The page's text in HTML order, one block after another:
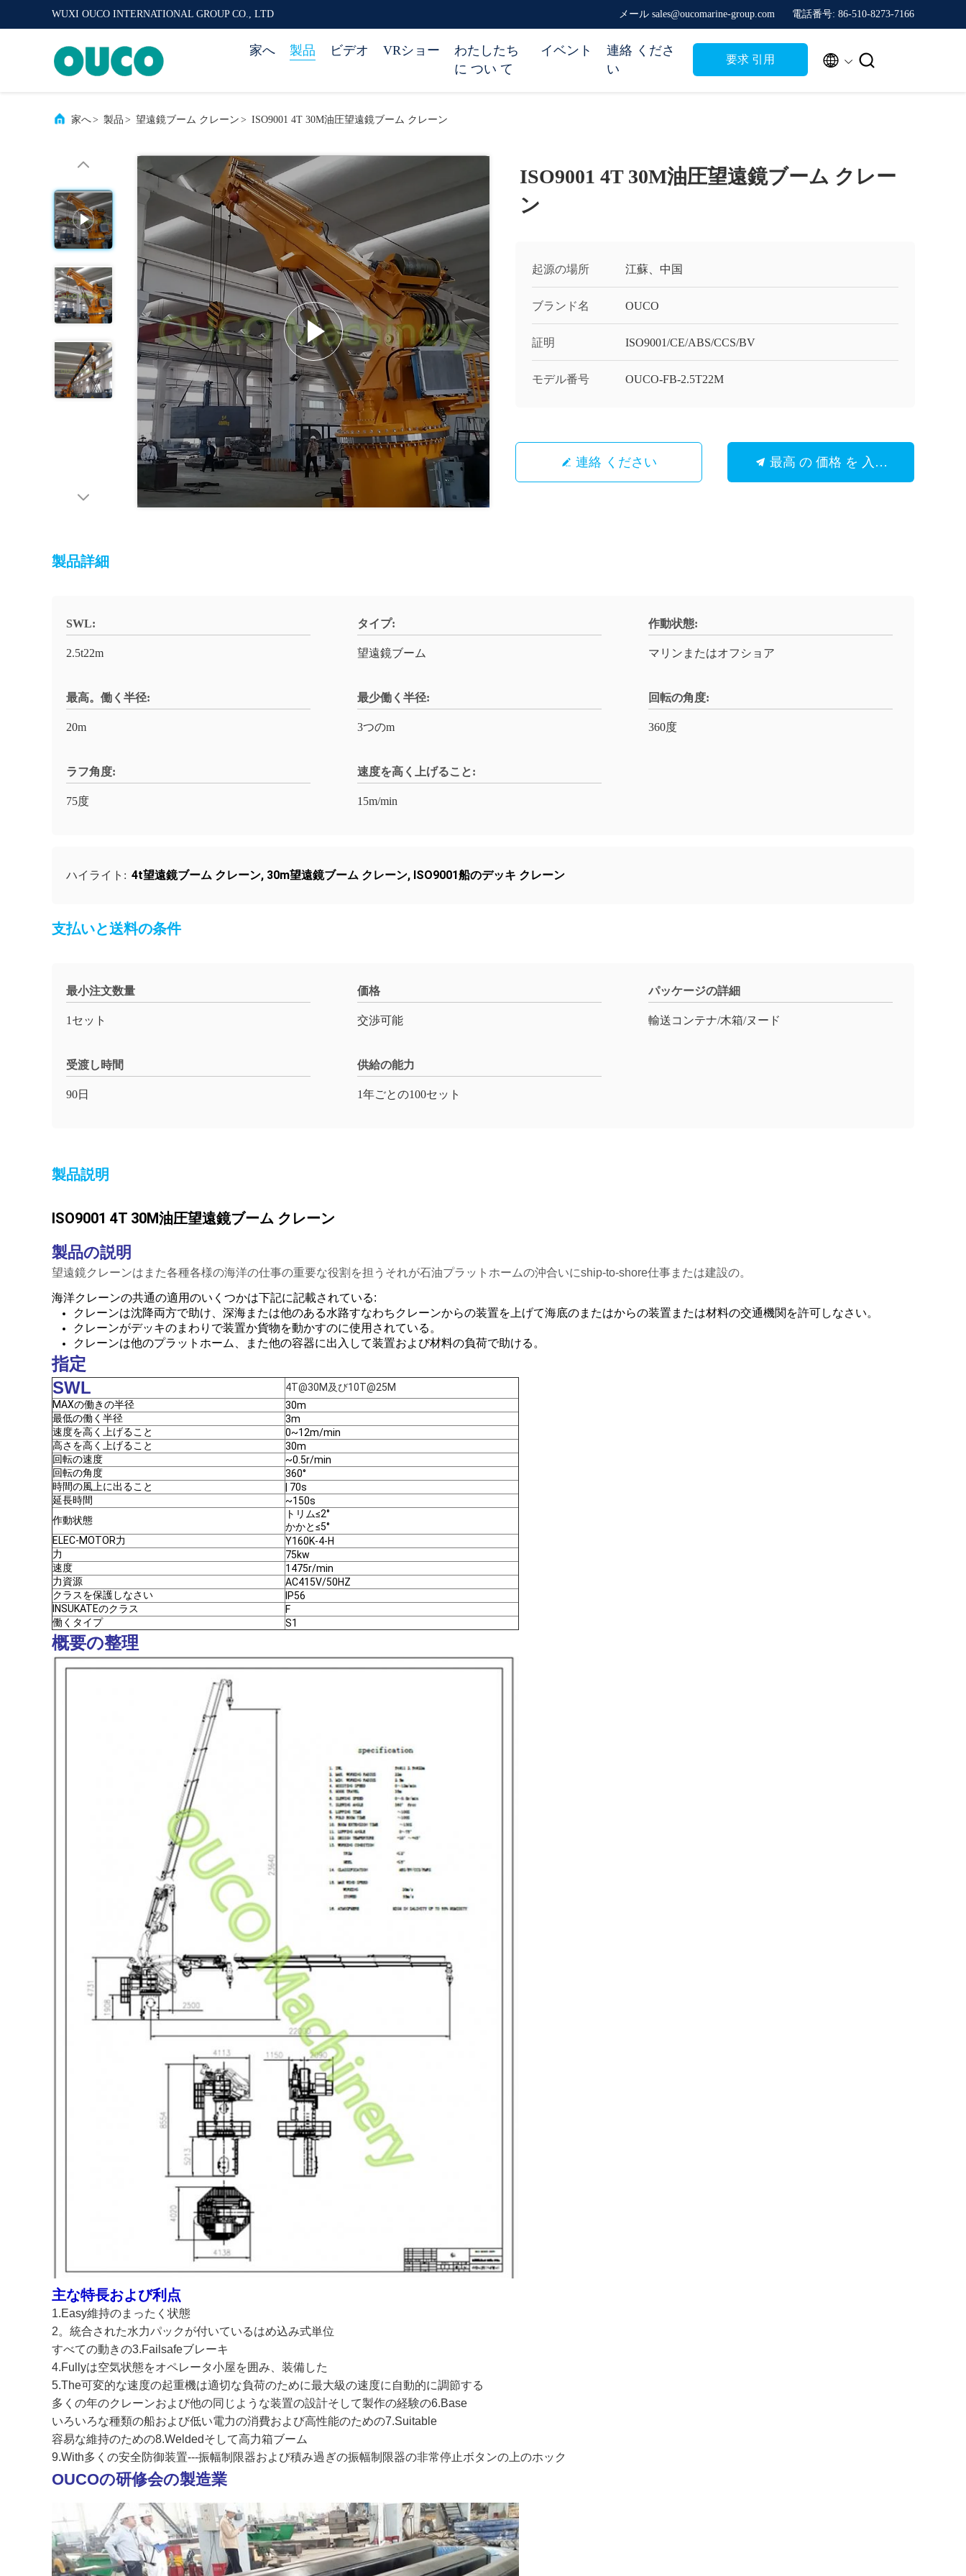
WUXI OUCO INTERNATIONAL GROUP CO., LTD メール sales@oucomarine-group.com 電話番号: 86-510-8273-7166
家へ 製品 ビデオ VRショー
わたしたち
に つい て
イベント
連絡 くださ
い
要求 引用  
家へ> 製品 > 望遠鏡ブーム クレーン > ISO9001 4T 30M油圧望遠鏡ブーム クレーン
ISO9001 4T 30M油圧望遠鏡ブーム クレー
ン
起源の場所 江蘇、中国
ブランド名 OUCO
証明 ISO9001/CE/ABS/CCS/BV
モデル番号 OUCO-FB-2.5T22M
連絡 ください 最高 の 価格 を 入手 する
製品詳細
SWL:
2.5t22m
タイプ:
望遠鏡ブーム
作動状態:
マリンまたはオフショア
最高。働く半径:
20m
最少働く半径:
3つのm
回転の角度:
360度
ラフ角度:
75度
速度を高く上げること:
15m/min
ハイライト: 4t望遠鏡ブーム クレーン, 30m望遠鏡ブーム クレーン, ISO9001船のデッキ クレーン
支払いと送料の条件
最小注文数量
1セット
価格
交渉可能
パッケージの詳細
輸送コンテナ/木箱/ヌード
受渡し時間
90日
供給の能力
1年ごとの100セット
製品説明
ISO9001 4T 30M油圧望遠鏡ブーム クレーン
製品の説明
望遠鏡クレーンはまた各種各様の海洋の仕事の重要な役割を担うそれが石油プラットホームの沖合いにship-to-shore仕事または建設の。
海洋クレーンの共通の適用のいくつかは下記に記載されている:
クレーンは沈降両方で助け、深海または他のある水路すなわちクレーンからの装置を上げて海底のまたはからの装置または材料の交通機関を許可しなさい。
クレーンがデッキのまわりで装置か貨物を動かすのに使用されている。
クレーンは他のプラットホーム、また他の容器に出入して装置および材料の負荷で助ける。
指定
SWL
4T@30M及び10T@25M
MAXの働きの半径
30m
最低の働く半径
3m
速度を高く上げること
0~12m/min
高さを高く上げること
30m
回転の速度
~0.5r/min
回転の角度
360°
時間の風上に出ること
| 70s
延長時間
~150s
作動状態
トリム≤2°
かかと≤5°
ELEC-MOTOR力
Y160K-4-H
力
75kw
速度
1475r/min
力資源
AC415V/50HZ
クラスを保護しなさい
IP56
INSUKATEのクラス
F
働くタイプ
S1
概要の整理
主な特長および利点
1.Easy維持のまったく状態
2。統合された水力パックが付いているはめ込み式単位
すべての動きの3.Failsafeブレーキ
4.Fullyは空気状態をオペレータ小屋を囲み、装備した
5.The可変的な速度の起重機は適切な負荷のために最大級の速度に自動的に調節する
多くの年のクレーンおよび他の同じような装置の設計そして製作の経験の6.Base
いろいろな種類の船および低い電力の消費および高性能のための7.Suitable
容易な維持のための8.Weldedそして高力箱ブーム
9.With多くの安全防御装置---振幅制限器および積み過ぎの振幅制限器の非常停止ボタンの上のホック
OUCOの研修会の製造業